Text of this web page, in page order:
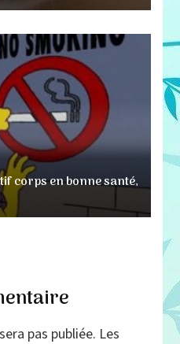
corps en bonne santé,
pas publiée. Les